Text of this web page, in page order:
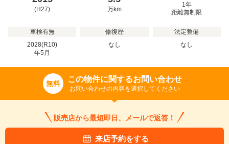
(H27) 万km
1年
距離無制限
車検有無
2028(R10)
年5 月
修復歴
なし
法定整備
なし
無料 この物件に関するお問い合わせ
お問い合わせの内容を選択してください
販売店から最短即日、メールで返答！
来店予約をする